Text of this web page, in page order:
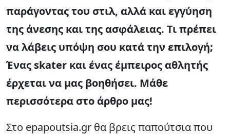
παράγοντας του στιλ, αλλά και εγγύηση
της άνεσης και της ασφάλειας. Τι πρέπει
να λάβεις υπόψη σου κατά την επιλογή;
Ένας skater και ένας έμπειρος αθλητής
έρχεται να μας βοηθήσει. Μάθε
περισσότερα στο άρθρο μας!
Στο epapoutsia.gr θα βρεις παπούτσια που